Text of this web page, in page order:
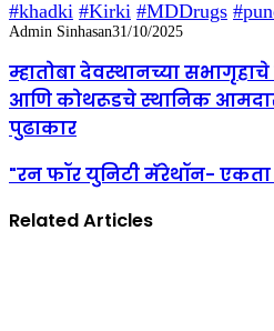
#khadki #Kirki #MDDrugs
Admin Sinhasan31/10/2025
म्हातोबा देवस्थानच्या
आणि कोथरूडचे स्थानिक आमदार
पुढाकार
"रन फॉर युनिटी मॅरेथॉन- एकता
Related Articles